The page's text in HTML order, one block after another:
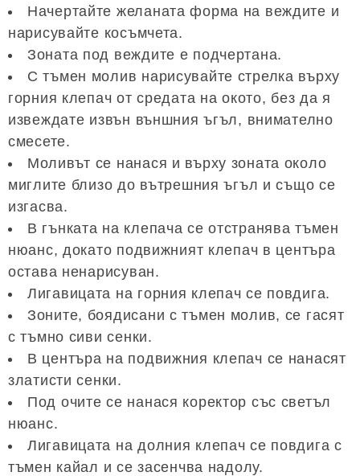
Начертайте желаната форма на веждите и
нарисувайте косъмчета.
Зоната под веждите е подчертана.
С тъмен молив нарисувайте стрелка върху
горния клепач от средата на окото, без да я
извеждате извън външния ъгъл, внимателно
смесете.
Моливът се нанася и върху зоната около
миглите близо до вътрешния ъгъл и също се
изгасва.
В гънката на клепача се отстранява тъмен
нюанс, докато подвижният клепач в центъра
остава ненарисуван.
Лигавицата на горния клепач се повдига.
Зоните, боядисани с тъмен молив, се гасят
с тъмно сиви сенки.
В центъра на подвижния клепач се нанасят
златисти сенки.
Под очите се нанася коректор със светъл
нюанс.
Лигавицата на долния клепач се повдига с
тъмен кайал и се засенчва надолу.